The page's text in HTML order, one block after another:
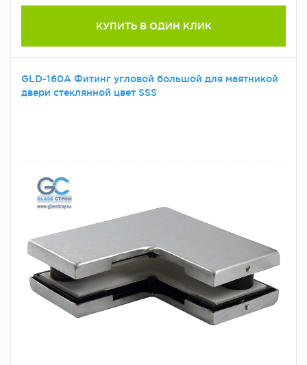
КУПИТЬ В ОДИН КЛИК
GLD-160A Фитинг угловой большой для маятникой
двери стеклянной цвет SSS